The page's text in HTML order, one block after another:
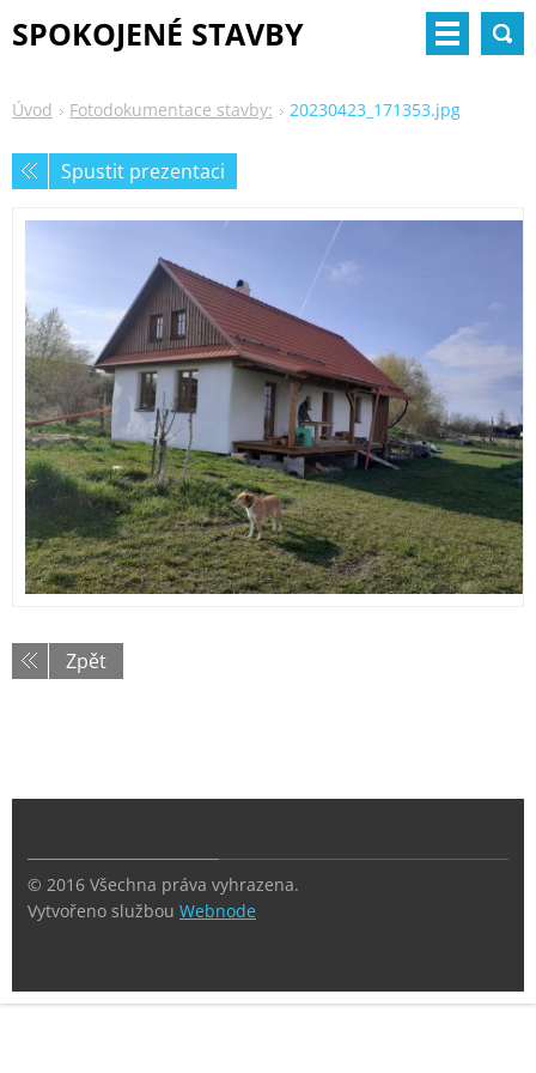
SPOKOJENÉ STAVBY
Úvod Fotodokumentace stavby: 20230423_171353.jpg
Spustit prezentaci
Zpět
© 2016 Všechna práva vyhrazena.
Vytvořeno službou Webnode